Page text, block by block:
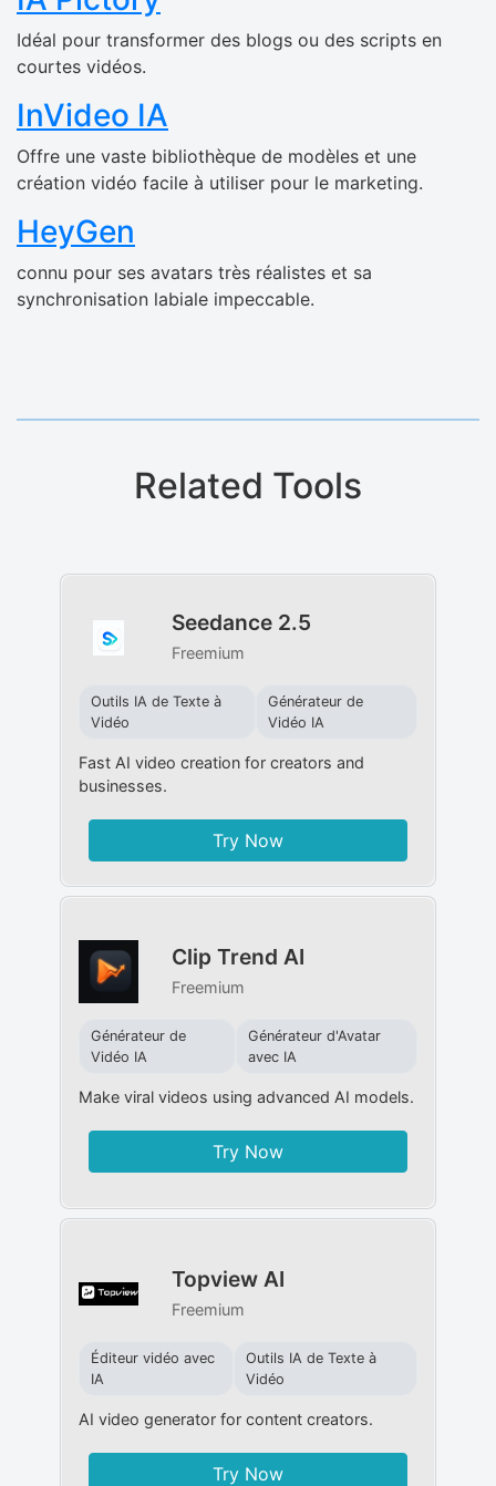
Idéal pour transformer des blogs ou des scripts en
courtes vidéos.
InVideo IA
Offre une vaste bibliothèque de modèles et une
création vidéo facile à utiliser pour le marketing.
HeyGen
connu pour ses avatars très réalistes et sa
synchronisation labiale impeccable.
Related Tools
Seedance 2.5
Freemium
Outils IA de Texte à
Vidéo
Générateur de
Vidéo IA
Fast AI video creation for creators and
businesses.
Try Now
Clip Trend AI
Freemium
Générateur de
Vidéo IA
Générateur d'Avatar
avec IA
Make viral videos using advanced AI models.
Try Now
Topview AI
Freemium
Éditeur vidéo avec
IA
Outils IA de Texte à
Vidéo
AI video generator for content creators.
Try Now